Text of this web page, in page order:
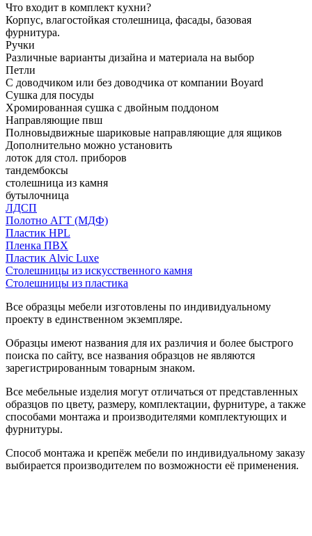
Что входит в комплект кухни?
Корпус, влагостойкая столешница, фасады, базовая
фурнитура.
Ручки
Различные варианты дизайна и материала на выбор
Петли
С доводчиком или без доводчика от компании Boyard
Сушка для посуды
Хромированная сушка с двойным поддоном
Направляющие пвш
Полновыдвижные шариковые направляющие для ящиков
Дополнительно можно установить
лоток для стол. приборов
тандембоксы
столешница из камня
бутылочница
ЛДСП
Полотно АГТ (МДФ)
Пластик HPL
Пленка ПВХ
Пластик Alvic Luxe
Столешницы из искусственного камня
Столешницы из пластика
Все образцы мебели изготовлены по индивидуальному
проекту в единственном экземпляре.
Образцы имеют названия для их различия и более быстрого
поиска по сайту, все названия образцов не являются
зарегистрированным товарным знаком.
Все мебельные изделия могут отличаться от представленных
образцов по цвету, размеру, комплектации, фурнитуре, а также
способами монтажа и производителями комплектующих и
фурнитуры.
Способ монтажа и крепёж мебели по индивидуальному заказу
выбирается производителем по возможности её применения.